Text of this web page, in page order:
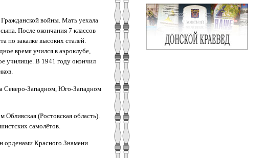
Гражданской войны. Мать уехала
После окончания 7 классов
по закалке высоких сталей.
время учился в аэроклубе,
училище. В 1941 году окончил
Северо-Западном, Юго-Западном
Обливская (Ростовская область).
самолётов.
орденами Красного Знамени